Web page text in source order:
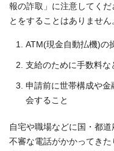
報の詐取」に注意してく
とをすることはありません
ATM(現金自動払機)の
支給のために手数料な
申請前に世帯構成や
会すること
自宅や職場などに国・都
不審な電話がかかってき